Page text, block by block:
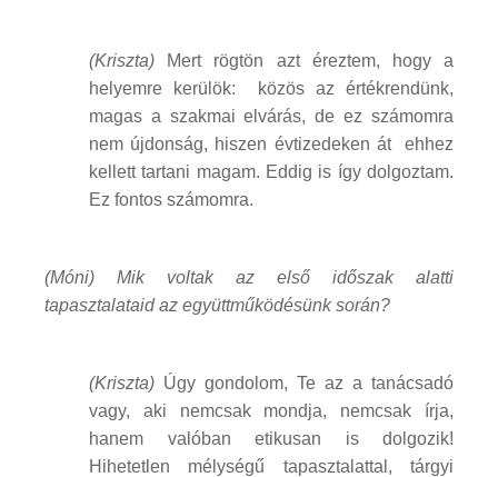
(Kriszta)
Mert rögtön azt éreztem, hogy a
helyemre kerülök: közös az értékrendünk,
magas a szakmai elvárás, de ez számomra
nem újdonság, hiszen évtizedeken át ehhez
kellett tartani magam. Eddig is így dolgoztam.
Ez fontos számomra.
(Móni) Mik voltak az első időszak alatti
tapasztalataid az együttműködésünk során?
(Kriszta) Úgy gondolom, Te az a tanácsadó
vagy, aki nemcsak mondja, nemcsak írja,
hanem valóban etikusan is dolgozik!
Hihetetlen mélységű tapasztalattal, tárgyi